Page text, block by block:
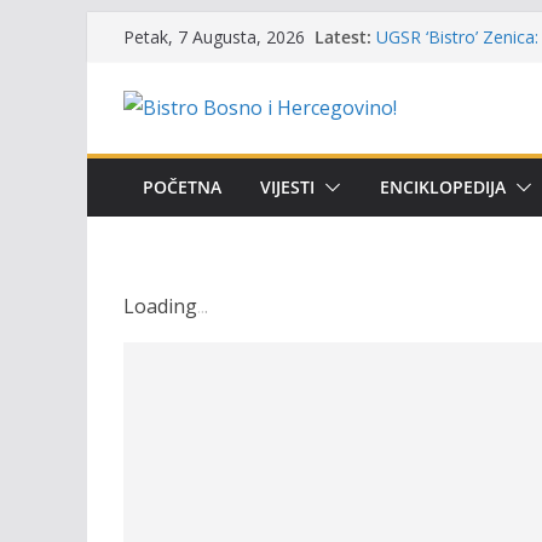
content
Petak, 7 Augusta, 2026 Latest: UGSR ‘Bistro’
i amura’
osobe sa
Održan 15.
POČETNA VIJESTI ENCIKLOPEDIJA
Loading...